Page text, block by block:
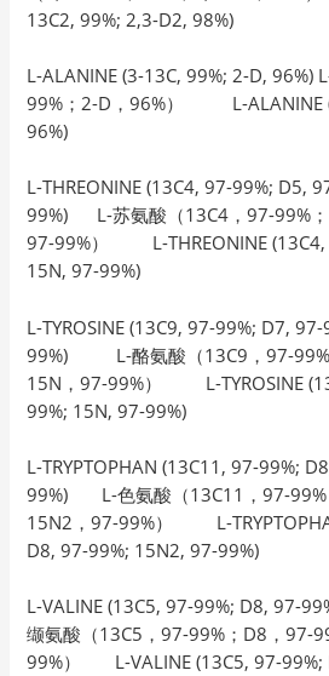
13C2, 99%; 2,3-D2, 98%)
L-ALANINE (3-13C, 99%; 2-D, 96%)
99%；2-D，96%） L-ALANINE
96%)
L-THREONINE (13C4, 97-99%; D5,
99%) L-苏氨酸（13C4，97-99%；
97-99%） L-THREONINE (13C4,
15N, 97-99%)
L-TYROSINE (13C9, 97-99%; D7,
99%) L-酪氨酸（13C9，97-99%
15N，97-99%） L-TYROSINE
99%; 15N, 97-99%)
L-TRYPTOPHAN (13C11, 97-99%;
99%) L-色氨酸（13C11，97-99%
15N2，97-99%） L-
D8, 97-99%; 15N2, 97-99%)
L-VALINE (13C5, 97-99%; D8, 97-
缬氨酸（13C5，97-99%；D8，97-
99%） L-VALINE (13C5, 97-99%;